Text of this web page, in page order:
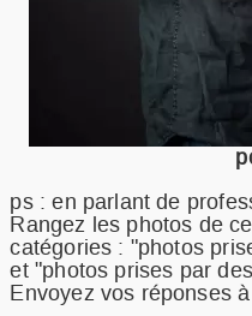
ps : en parlant de
Rangez les photos de
catégories : "photos
et "photos prises par
Envoyez vos réponses